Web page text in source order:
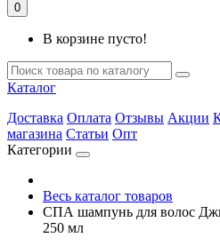
0
В корзине пусто!
Каталог
Доставка Оплата Отзывы Акции
магазина Статьи Опт
Категории
Весь каталог товаров
СПА шампунь для волос
250 мл